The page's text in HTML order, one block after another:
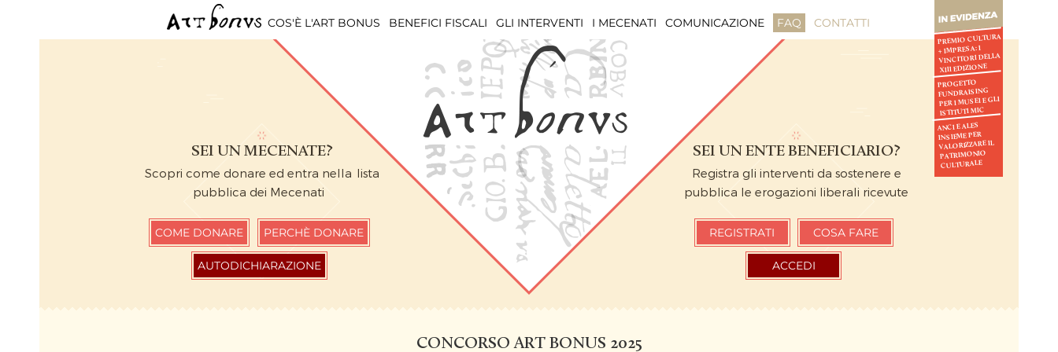
PREMIO CULTURA
+ IMPRESA: I
VINCITORI DELLA
XIII EDIZIONE
PROGETTO
FUNDRAISING
PER I MUSEI E GLI
ISTITUTI MIC
ANCI E ALES
INSIEME PER
VALORIZZARE IL
PATRIMONIO
CULTURALE
COS'È L'ART BONUS BENEFICI FISCALI GLI INTERVENTI I MECENATI COMUNICAZIONE FAQ CONTATTI
SEI UN MECENATE?
Scopri come donare ed entra nella lista
pubblica dei Mecenati
COME DONARE PERCHÈ DONARE
AUTODICHIARAZIONE
SEI UN ENTE BENEFICIARIO?
Registra gli interventi da sostenere e
pubblica le erogazioni liberali ricevute
REGISTRATI COSA FARE
ACCEDI
CONCORSO ART BONUS 2025